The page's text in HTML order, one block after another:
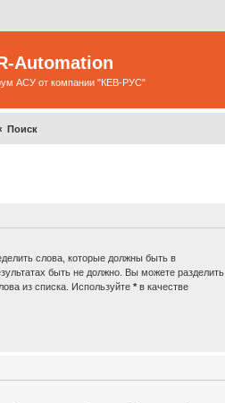
Automation
АСУ от компании "КЕВ-РУС"
Поиск
слова, которые должны быть в
быть не должно. Вы можете разделить
из списка. Используйте * в качестве